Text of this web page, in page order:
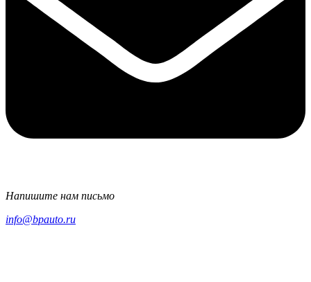
Напишите нам письмо
info@bpauto.ru